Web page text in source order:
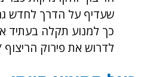
שעדיף על הדרך לחדש
כך למנוע תקלה בעתיד
לדרוש את פירוק